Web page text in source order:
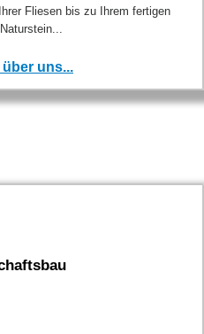
Fliesen bis zu Ihrem fertigen
über uns...